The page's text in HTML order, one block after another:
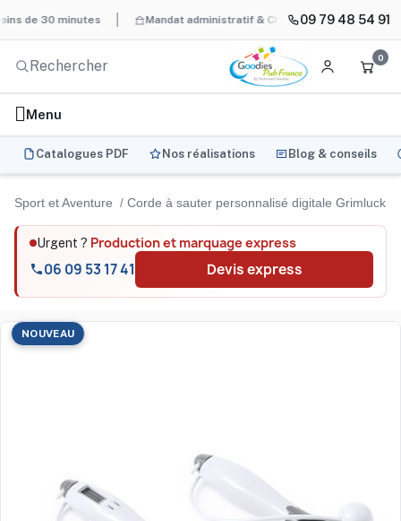
30 minutes Mandat administratif & Chorus Pro BAT
09 79 48 54 91
0
Menu
Catalogues PDF Nos réalisations Blog & conseils
Sport et Aventure Corde à sauter personnalisé digitale Grimluck
Urgent ? Production et marquage express
06 09 53 17 41 Devis express
NOUVEAU